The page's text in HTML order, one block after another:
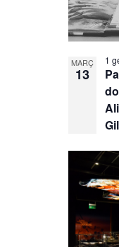
MARÇ
13
1